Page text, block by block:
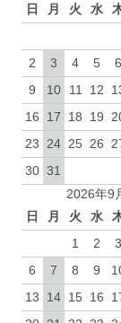
日
月 火 水
2
3 4 5 6
9
10 11 12
16
17 18 19
23
24 25 26
30 31
2026年9
日
月 火 水
1
2 3
6
7 8 9
13
14 15 16